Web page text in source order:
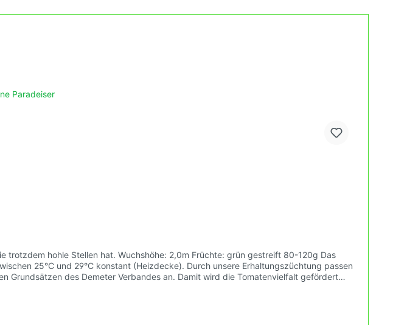
Früchte: grün gestreift 80-120g Das
25°C und 29°C konstant (Heizdecke). Durch unsere Erhaltungszüchtung passen
Grundsätzen des Demeter Verbandes an. Damit wird die Tomatenvielfalt gefördert